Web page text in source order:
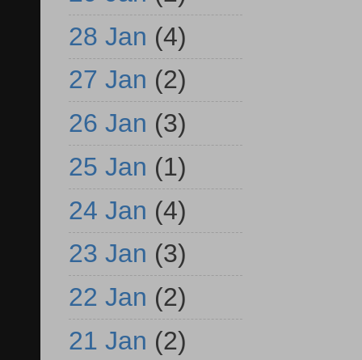
28 Jan (4)
27 Jan (2)
26 Jan (3)
25 Jan (1)
24 Jan (4)
23 Jan (3)
22 Jan (2)
21 Jan (2)